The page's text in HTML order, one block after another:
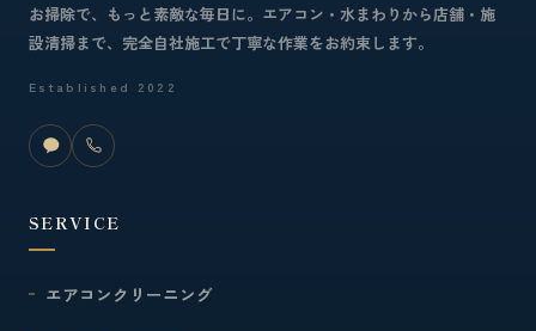
お掃除で、もっと素敵な毎日に。エアコン・水まわりから店舗・施
設清掃まで、完全自社施工で丁寧な作業をお約束します。
Established 2022
SERVICE
エアコンクリーニング